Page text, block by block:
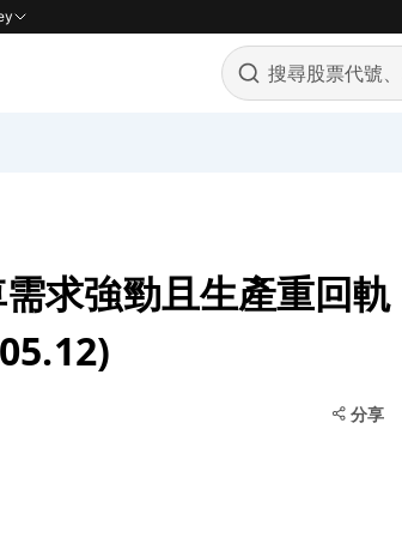
求強勁且生產重回軌
分享